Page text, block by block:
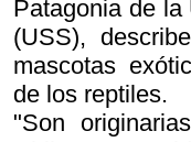
Patagonia de la
(USS),
mascotas
de los reptiles.
"Son